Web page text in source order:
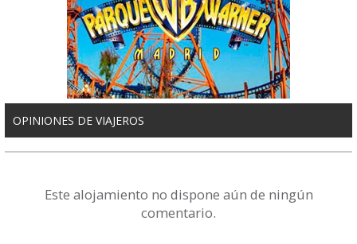
OPINIONES DE VIAJEROS
Este alojamiento no dispone aún de ningún
comentario.